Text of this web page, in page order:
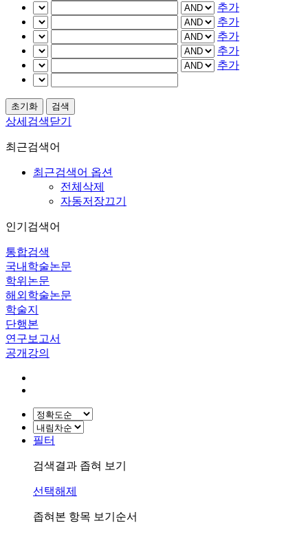
추가
추가
추가
추가
추가
상세검색닫기
최근검색어
최근검색어 옵션
전체삭제
자동저장끄기
인기검색어
통합검색
국내학술논문
학위논문
해외학술논문
학술지
단행본
연구보고서
공개강의
필터
검색결과 좁혀 보기
선택해제
좁혀본 항목 보기순서